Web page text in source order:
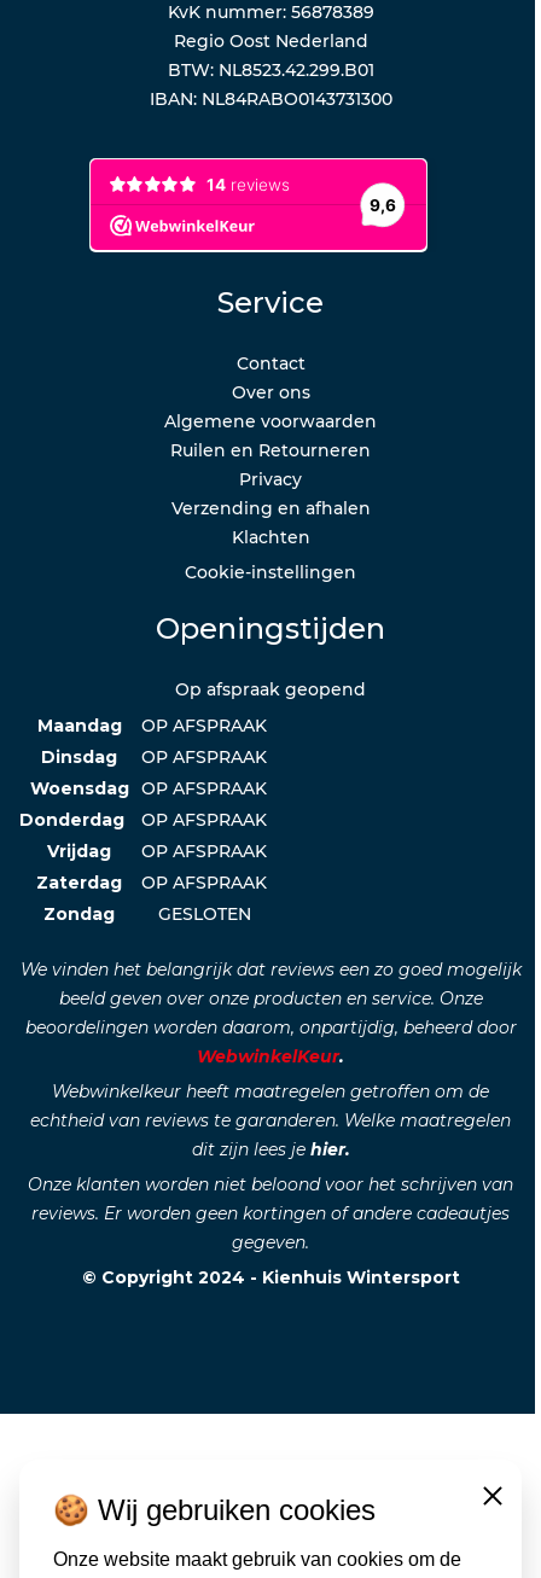
KvK nummer: 56878389
Regio Oost Nederland
BTW: NL8523.42.299.B01
IBAN: NL84RABO0143731300
Service
Contact
Over ons
Algemene voorwaarden
Ruilen en Retourneren
Privacy
Verzending en afhalen
Klachten
Cookie-instellingen
Openingstijden
Op afspraak geopend
Maandag
OP AFSPRAAK
Dinsdag
OP AFSPRAAK
Woensdag OP AFSPRAAK
Donderdag
OP AFSPRAAK
Vrijdag
OP AFSPRAAK
Zaterdag
OP AFSPRAAK
Zondag
GESLOTEN
We vinden het belangrijk dat reviews een zo goed mogelijk
beeld geven over onze producten en service. Onze
beoordelingen worden daarom, onpartijdig, beheerd door
WebwinkelKeur.
Webwinkelkeur heeft maatregelen getroffen om de
echtheid van reviews te garanderen. Welke maatregelen
dit zijn lees je hier.
Onze klanten worden niet beloond voor het schrijven van
reviews. Er worden geen kortingen of andere cadeautjes
gegeven.
© Copyright 2024 - Kienhuis Wintersport
🍪 Wij gebruiken cookies
Onze website maakt gebruik van cookies om de
Close